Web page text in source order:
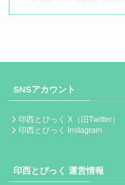
SNSアカウント
印西とぴっく X（旧Twitter）
印西とぴっく Instagram
印西とぴっく 運営情報